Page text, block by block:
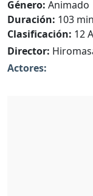
Género: Animado
Duración: 103 min
Clasificación: 12
Director:
Actores: